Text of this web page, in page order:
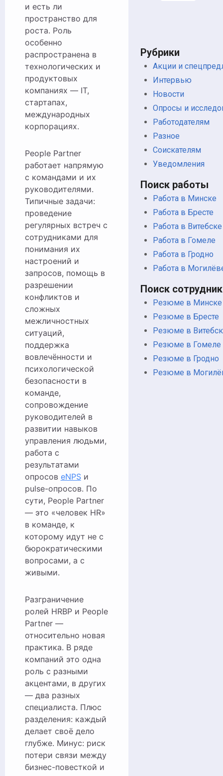
и есть ли
пространство для
роста. Роль
особенно
распространена в
технологических и
продуктовых
компаниях — IT,
стартапах,
международных
корпорациях.
People Partner
работает напрямую
с командами и их
руководителями.
Типичные задачи:
проведение
регулярных встреч с
сотрудниками для
понимания их
настроений и
запросов, помощь в
разрешении
конфликтов и
сложных
межличностных
ситуаций,
поддержка
вовлечённости и
психологической
безопасности в
команде,
сопровождение
руководителей в
развитии навыков
управления людьми,
работа с
результатами
опросов eNPSи
pulse-опросов. По
сути, People Partner
— это «человек HR»
в команде, к
которому идут не с
бюрократическими
вопросами, а с
живыми.
Разграничение
ролей HRBP и People
Partner —
относительно новая
практика. В ряде
компаний это одна
роль с разными
акцентами, в других
— два разных
специалиста. Плюс
разделения: каждый
делает своё дело
глубже. Минус: риск
потери связи между
бизнес-повесткой и
Рубрики
Акции и
Интервью
Новости
Опросы и
Работодателям
Разное
Соискателям
Уведомления
Поиск работы
Работа в Минске
Работа в Бресте
Работа в Витебске
Работа в Гомеле
Работа в Гродно
Работа в
Поиск
Резюме в Минске
Резюме в Бресте
Резюме в
Резюме в Гомеле
Резюме в Гродно
Резюме в